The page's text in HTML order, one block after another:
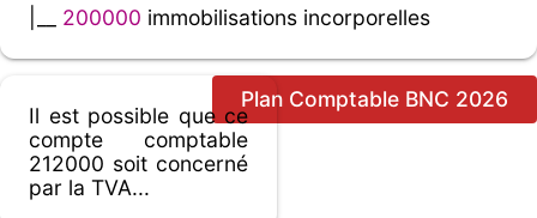
200000 immobilisations incorporelles
Plan Comptable BNC 2026
Il est possible que ce
compte comptable
212000 soit concerné
par la TVA...